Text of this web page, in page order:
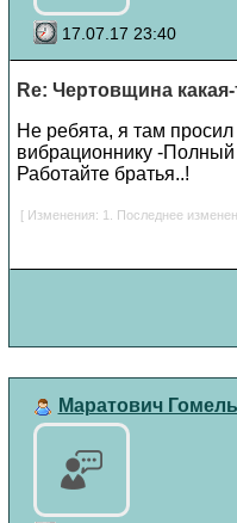
17.07.17 23:40
Re: Чертовщина
Не ребята, я там
вибрационнику -Полный
Работайте братья..!
[ Изменения: 1. Последнее
Маратович Гомель